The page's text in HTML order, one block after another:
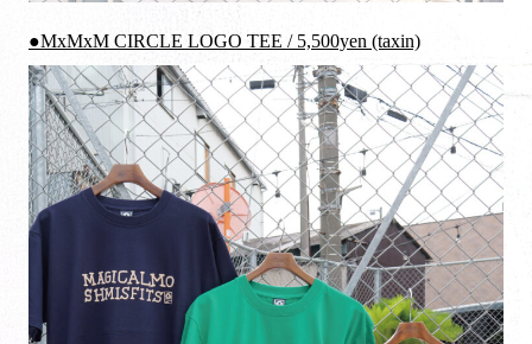
●MxMxM CIRCLE LOGO TEE / 5,500yen (taxin)